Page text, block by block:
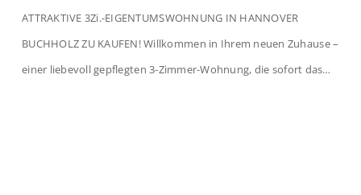
ATTRAKTIVE 3Zi.-EIGENTUMSWOHNUNG IN HANNOVER
BUCHHOLZ ZU KAUFEN! Willkommen in Ihrem neuen Zuhause –
einer liebevoll gepflegten 3-Zimmer-Wohnung, die sofort das